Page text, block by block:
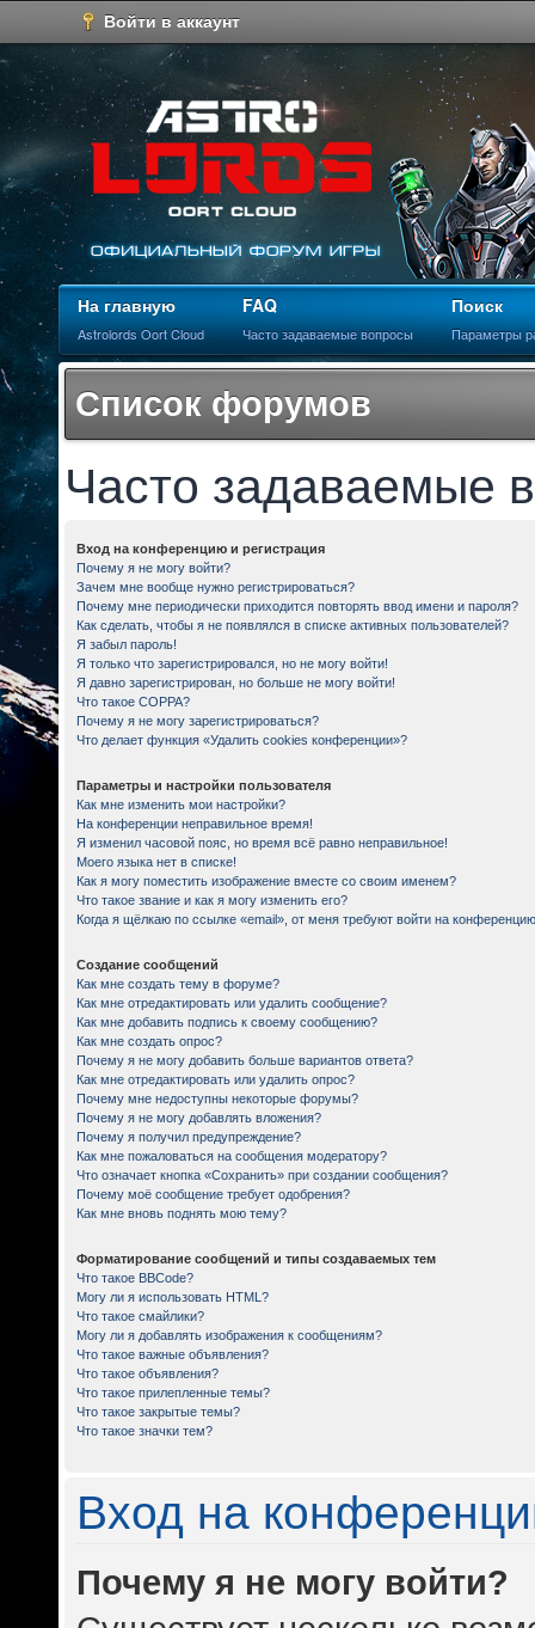
Войти в аккаунт
На главную
Astrolords Oort Cloud
FAQ
Часто задаваемые вопросы
Поиск
Параметры
Список форумов
Часто задаваемые
Вход на конференцию и регистрация
Почему я не могу войти?
Зачем мне вообще нужно регистрироваться?
Почему мне периодически приходится повторять ввод имени и пароля?
Как сделать, чтобы я не появлялся в списке активных пользователей?
Я забыл пароль!
Я только что зарегистрировался, но не могу войти!
Я давно зарегистрирован, но больше не могу войти!
Что такое COPPA?
Почему я не могу зарегистрироваться?
Что делает функция «Удалить cookies конференции»?
Параметры и настройки пользователя
Как мне изменить мои настройки?
На конференции неправильное время!
Я изменил часовой пояс, но время всё равно неправильное!
Моего языка нет в списке!
Как я могу поместить изображение вместе со своим именем?
Что такое звание и как я могу изменить его?
Когда я щёлкаю по ссылке «email», от меня требуют войти на
Создание сообщений
Как мне создать тему в форуме?
Как мне отредактировать или удалить сообщение?
Как мне добавить подпись к своему сообщению?
Как мне создать опрос?
Почему я не могу добавить больше вариантов ответа?
Как мне отредактировать или удалить опрос?
Почему мне недоступны некоторые форумы?
Почему я не могу добавлять вложения?
Почему я получил предупреждение?
Как мне пожаловаться на сообщения модератору?
Что означает кнопка «Сохранить» при создании сообщения?
Почему моё сообщение требует одобрения?
Как мне вновь поднять мою тему?
Форматирование сообщений и типы создаваемых тем
Что такое BBCode?
Могу ли я использовать HTML?
Что такое смайлики?
Могу ли я добавлять изображения к сообщениям?
Что такое важные объявления?
Что такое объявления?
Что такое прилепленные темы?
Что такое закрытые темы?
Что такое значки тем?
Вход на
Почему я не могу войти?